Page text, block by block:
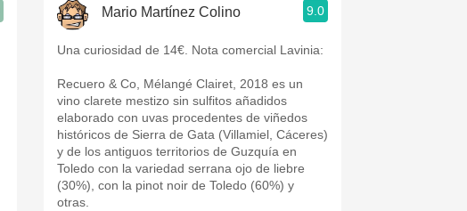
Mezcal
Mario Martínez Colino 9.0
Una curiosidad de 14€. Nota comercial Lavinia:
Recuero & Co, Mélangé Clairet, 2018 es un
vino clarete mestizo sin sulfitos añadidos
elaborado con uvas procedentes de viñedos
históricos de Sierra de Gata (Villamiel, Cáceres)
y de los antiguos territorios de Guzquía en
Toledo con la variedad serrana ojo de liebre
(30%), con la pinot noir de Toledo (60%) y
otras.